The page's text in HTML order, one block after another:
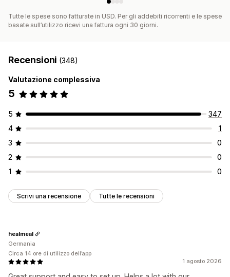
Tutte le spese sono fatturate in USD. Per gli addebiti ricorrenti e le spese
basate sull’utilizzo ricevi una fattura ogni 30 giorni.
Recensioni (348)
Valutazione complessiva
5
5
347
4
1
3
0
2
0
1
0
Scrivi una recensione Tutte le recensioni
1 agosto 2026
healmeal
Germania
Circa 14 ore di utilizzo dell’app